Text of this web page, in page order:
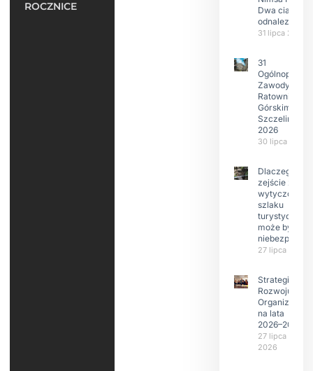
ROCZNICE
Dwa ciała
odnalezione.
31 lipca 2026
31
Ogólnopolskie
Zawody w
Ratownictwie
Górskim –
Szczeliniec
2026
30 lipca 2026
Dlaczego
zejście z
wytyczonego
szlaku
może być
27 lipca 2026
Strategia
Rozwoju
Organizacji
na lata
2026–2029
27 lipca
2026